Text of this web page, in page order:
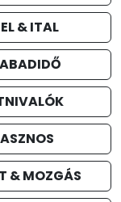
& ITAL
& MOZGÁS